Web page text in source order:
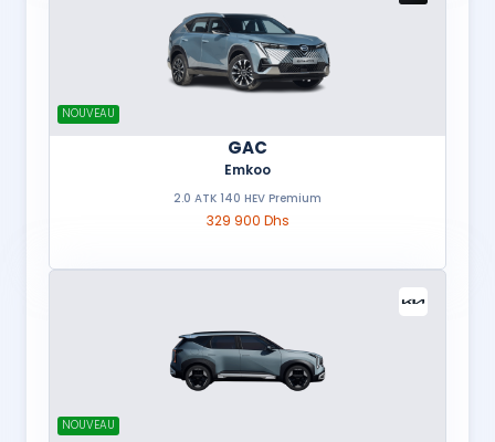
NOUVEAU
GAC
Emkoo
2.0 ATK 140 HEV Premium
329 900 Dhs
NOUVEAU